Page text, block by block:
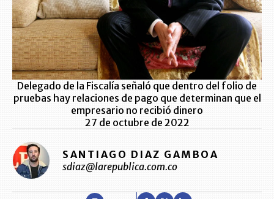
Delegado de la Fiscalía señaló que dentro del folio de
pruebas hay relaciones de pago que determinan que el
empresario no recibió dinero
27 de octubre de 2022
SANTIAGO DIAZ GAMBOA
sdiaz@larepublica.com.co